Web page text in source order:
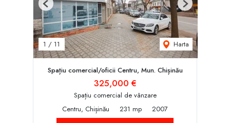
1 / 11 Harta
Previous Next
Spațiu comercial/oficii Centru, Mun. Chișinău
325,000 €
Spațiu comercial de vânzare
Centru, Chișinău
231 mp
2007